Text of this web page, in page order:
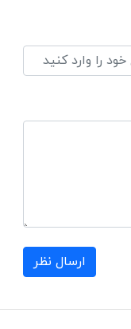
ارسال نظر